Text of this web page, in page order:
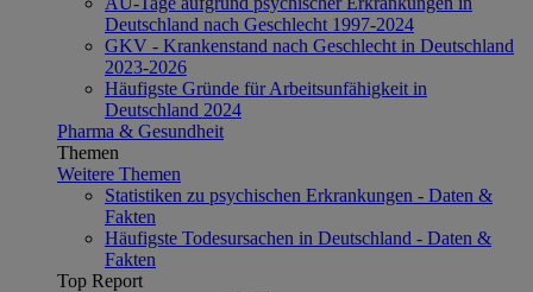
Deutschland nach Geschlecht 1997-2024
GKV - Krankenstand nach Geschlecht in Deutschland
2023-2026
Häufigste Gründe für Arbeitsunfähigkeit in
Deutschland 2024
Pharma & Gesundheit
Themen
Weitere Themen
Statistiken zu psychischen Erkrankungen - Daten &
Fakten
Häufigste Todesursachen in Deutschland - Daten &
Fakten
Top Report